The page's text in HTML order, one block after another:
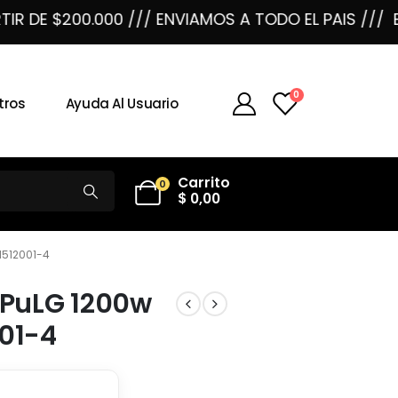
$200.000 /// ENVIAMOS A TODO EL PAIS ///
Ayuda Al Usuario 0
0
Carrito
$ 0,00
4
1200w
4